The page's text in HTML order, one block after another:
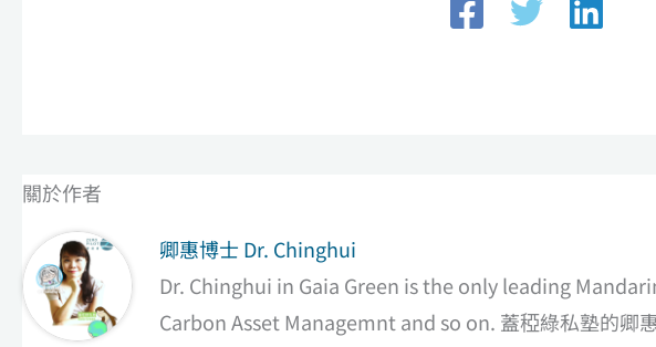
關於作者
卿惠博士 Dr. Chinghui
Dr. Chinghui in Gaia Green is the only leading
Carbon Asset Managemnt and so on. 蓋稏綠私塾的卿